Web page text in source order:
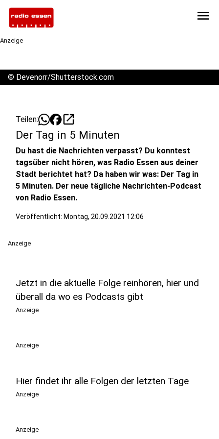
menu
Anzeige
© Devenorr/Shutterstock.com
Teilen: open_in_new
Der Tag in 5 Minuten
Du hast die Nachrichten verpasst? Du konntest
tagsüber nicht hören, was Radio Essen aus deiner
Stadt berichtet hat? Da haben wir was: Der Tag in
5 Minuten. Der neue tägliche Nachrichten-Podcast
von Radio Essen.
Veröffentlicht: Montag, 20.09.2021 12:06
Anzeige
Jetzt in die aktuelle Folge reinhören, hier und
überall da wo es Podcasts gibt
Anzeige
Anzeige
Hier findet ihr alle Folgen der letzten Tage
Anzeige
Anzeige